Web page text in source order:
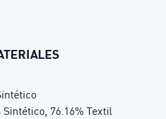
76.16% Textil